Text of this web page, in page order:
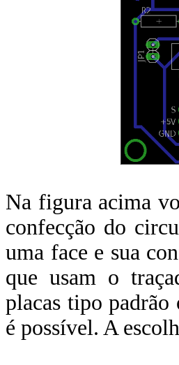
Na figura acima
confecção do
uma face e sua
que usam o
placas tipo padrão
é possível. A